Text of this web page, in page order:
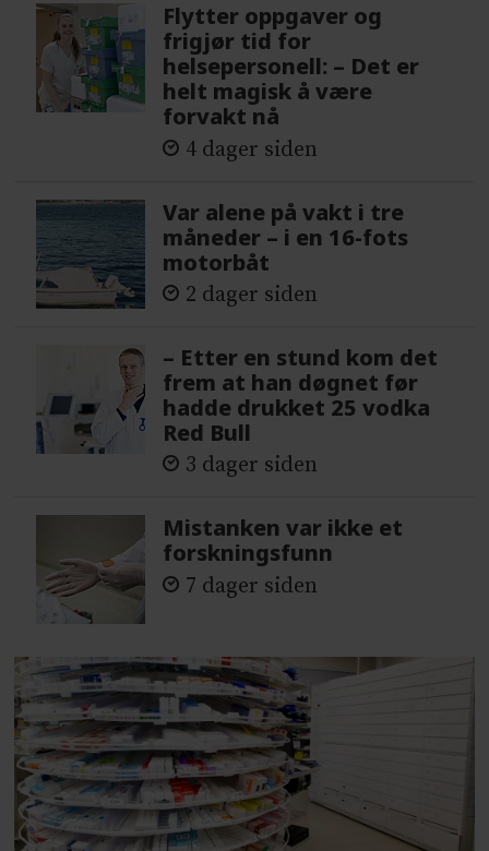
Flytter oppgaver og
frigjør tid for
helsepersonell: – Det er
helt magisk å være
forvakt nå
4 dager siden
Var alene på vakt i tre
måneder – i en 16-fots
motorbåt
2 dager siden
– Etter en stund kom det
frem at han døgnet før
hadde drukket 25 vodka
Red Bull
3 dager siden
Mistanken var ikke et
forskningsfunn
7 dager siden